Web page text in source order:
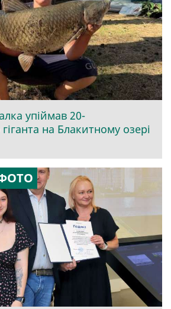
упіймав 20-
на Блакитному озері